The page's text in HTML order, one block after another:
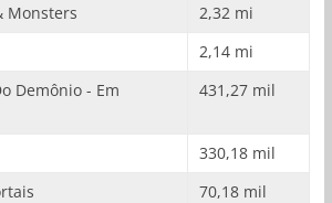
Monsters
2,32 mi
2,14 mi
Demônio - Em
431,27 mil
330,18 mil
70,18 mil